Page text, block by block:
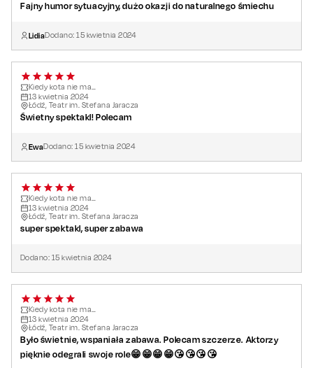
Fajny humor sytuacyjny, dużo okazji do naturalnego śmiechu
LidiaDodano:15 kwietnia 2024
Kiedy kota nie ma…
13 kwietnia 2024
Łódź, Teatr im. Stefana Jaracza
Świetny spektakl! Polecam
EwaDodano:15 kwietnia 2024
Kiedy kota nie ma…
13 kwietnia 2024
Łódź, Teatr im. Stefana Jaracza
super spektakl, super zabawa
Dodano: 15 kwietnia 2024
Kiedy kota nie ma…
13 kwietnia 2024
Łódź, Teatr im. Stefana Jaracza
Było świetnie, wspaniała zabawa. Polecam szczerze. Aktorzy
pięknie odegrali swoje role😁😁😁😁😘😘😘😘